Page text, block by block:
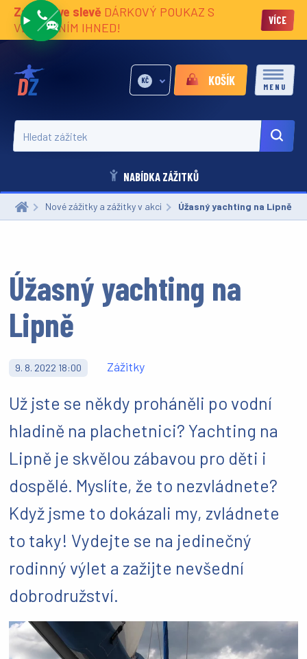
Zážitky ve slevě DÁRKOVÝ POUKAZ S
VĚNOVÁNÍM IHNED!
VÍCE
KČ KOŠÍK MENU
Hledat zážitek
NABÍDKA ZÁŽITKŮ
Nové zážitky a zážitky v akci Aktuální:
Úžasný yachting na Lipně
Úžasný yachting na
Lipně
9. 8. 2022 18:00 Zážitky
Už jste se někdy proháněli po vodní
hladině na plachetnici? Yachting na
Lipně je skvělou zábavou pro děti i
dospělé. Myslíte, že to nezvládnete?
Když jsme to dokázali my, zvládnete
to taky! Vydejte se na jedinečný
rodinný výlet a zažijte nevšední
dobrodružství.